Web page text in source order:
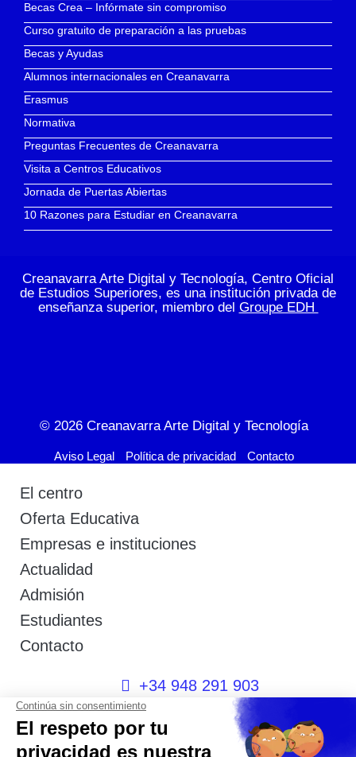
Becas Crea – Infórmate sin compromiso
Curso gratuito de preparación a las pruebas
Becas y Ayudas
Alumnos internacionales en Creanavarra
Erasmus
Normativa
Preguntas Frecuentes de Creanavarra
Visita a Centros Educativos
Jornada de Puertas Abiertas
10 Razones para Estudiar en Creanavarra
Creanavarra Arte Digital y Tecnología, Centro Oficial
de Estudios Superiores, es una institución privada de
enseñanza superior, miembro del Groupe EDH
© 2026 Creanavarra Arte Digital y Tecnología
Aviso Legal Política de privacidad Contacto
El centro
Oferta Educativa
Empresas e instituciones
Actualidad
Admisión
Estudiantes
Contacto
+34 948 291 903
+34 600 404 592
I
F
T
L
P
Y